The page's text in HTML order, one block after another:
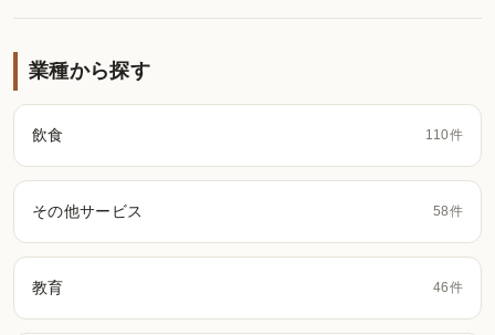
業種から探す
飲食 110件
その他サービス 58件
教育 46件